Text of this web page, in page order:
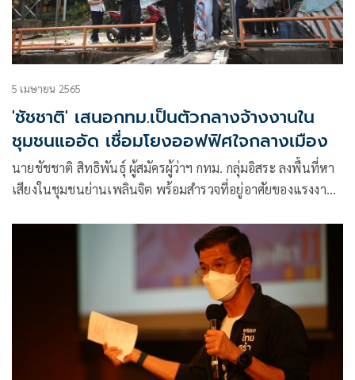
5 เมษายน 2565
'ชัชชาติ' เสนอกทม.เป็นตัวกลางจ้างงานใน
ชุมชนแออัด เชื่อมโยงออฟฟิศใจกลางเมือง
นายชัชชาติ สิทธิพันธุ์ ผู้สมัครผู้ว่าฯ กทม. กลุ่มอิสระ ลงพื้นที่หา
เสียงในชุมชนย่านเพลินจิต พร้อมสำรวจที่อยู่อาศัยของแรงงาน